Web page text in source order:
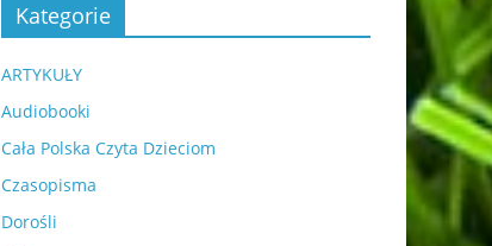
Kategorie
ARTYKUŁY
Audiobooki
Cała Polska Czyta Dzieciom
Czasopisma
Dorośli